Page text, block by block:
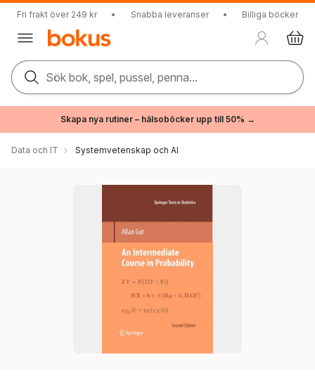
Fri frakt över 249 kr • Snabba leveranser • Billiga böcker
Sök bok, spel, pussel, penna...
Skapa nya rutiner – hälsoböcker upp till 50% →
Data och IT Systemvetenskap och AI